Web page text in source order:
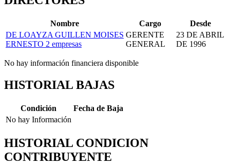
Nombre Cargo
Desde
DE LOAYZA GUILLEN MOISES
ERNESTO 2 empresas
GERENTE
GENERAL
23 DE ABRIL
DE 1996
No hay información financiera disponible
HISTORIAL BAJAS
Condición
Fecha de Baja
No hay Información
HISTORIAL CONDICION
CONTRIBUYENTE